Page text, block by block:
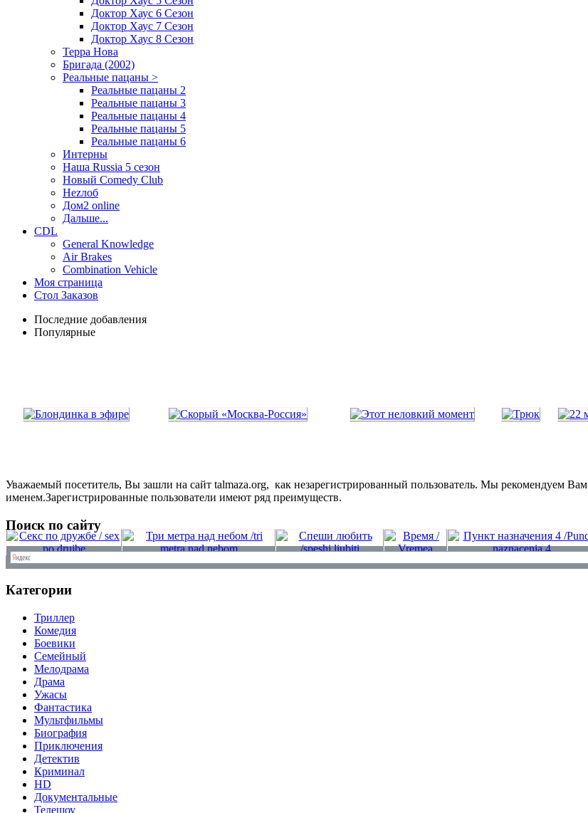
Доктор Хаус 6 Сезон
Доктор Хаус 7 Сезон
Доктор Хаус 8 Сезон
Терра Нова
Бригада (2002)
Реальные пацаны >
Реальные пацаны 2
Реальные пацаны 3
Реальные пацаны 4
Реальные пацаны 5
Реальные пацаны 6
Интерны
Наша Russia 5 сезон
Новый Comedy Club
Неzлоб
Дом2 online
Дальше...
CDL
General Knowledge
Air Brakes
Combination Vehicle
Моя страница
Стол Заказов
Последние добавления
Популярные
Уважаемый посетитель, Вы зашли на сайт talmaza.org, как незарегистрированный пользователь. Мы рекомендуем Вам
именем.Зарегистрированные пользователи имеют ряд преимуществ.
Поиск по сайту
Категории
Триллер
Комедия
Боевики
Семейный
Мелодрама
Драма
Ужасы
Фантастика
Мультфильмы
Биография
Приключения
Детектив
Криминал
HD
Документальные
Телешоу